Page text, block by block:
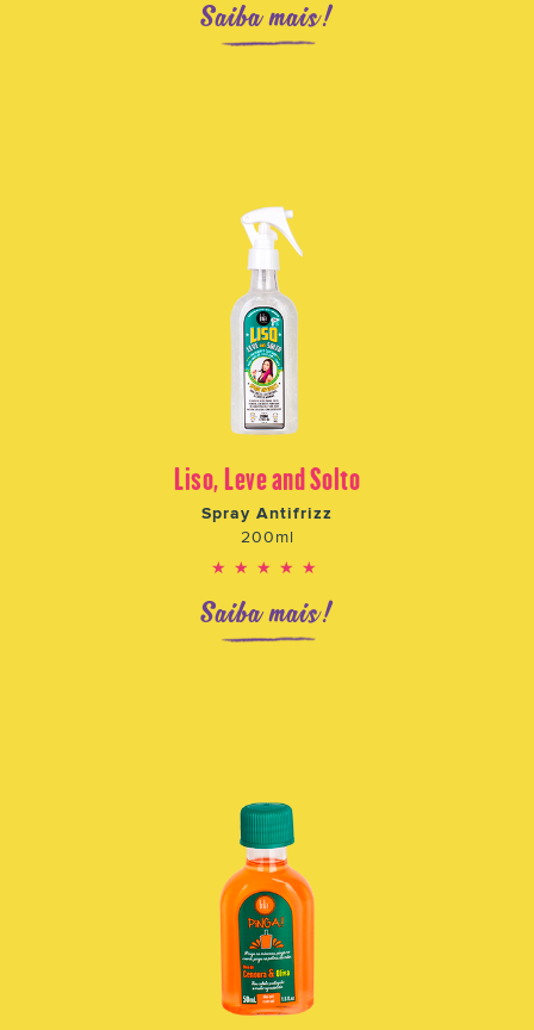
Saiba mais!
Liso, Leve and Solto
Spray Antifrizz
200ml
★★★★★
Saiba mais!